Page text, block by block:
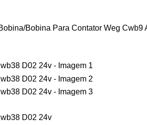
Bobina Para Contator Weg Cwb9